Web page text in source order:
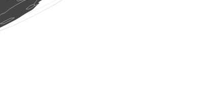
1 uccello (6 ago 2026 9:19:30)
www.ornitho.de
0ortottero (6 ago 2026 9:19:30)
www.faune-france.org